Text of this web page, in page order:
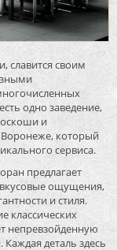
славится своим
одно заведение,
и
Воронеже, который
сервиса.
предлагает
ощущения,
и стиля.
классических
непревзойденную
деталь здесь